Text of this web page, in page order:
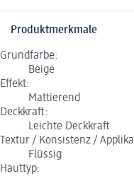
Produktmerkmale
Grundfarbe:
Beige
Effekt:
Mattierend
Deckkraft:
Leichte Deckkraft
Textur / Konsistenz /
Flüssig
Hauttyp: